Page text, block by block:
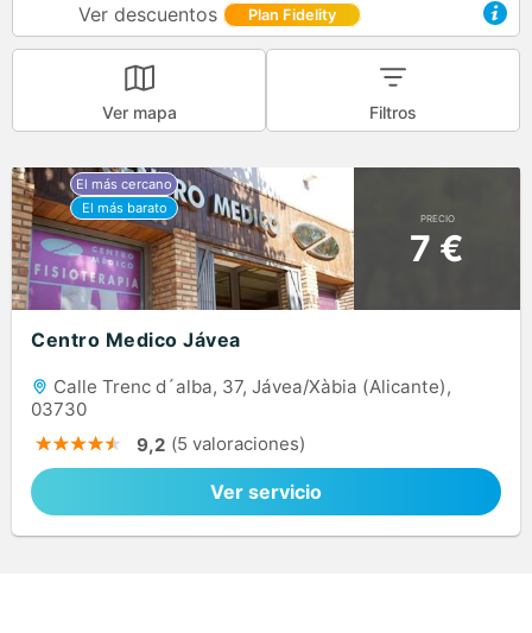
Ver descuentos Plan Fidelity
Ver mapa Filtros
PRECIO
7 €
Centro Medico Jávea
Calle Trenc d´alba, 37, Jávea/Xàbia (Alicante),
03730
9,2 (5 valoraciones)
Ver servicio